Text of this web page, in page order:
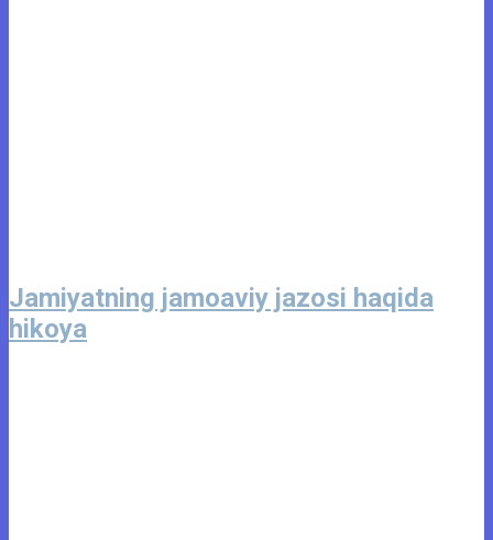
Jamiyatning jamoaviy jazosi haqida
hikoya